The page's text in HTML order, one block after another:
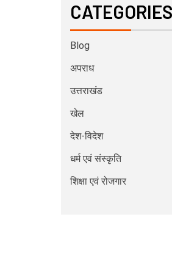
CATEGORIES
Blog
अपराध
उत्तराखंड
खेल
देश-विदेश
धर्म एवं संस्कृति
शिक्षा एवं रोजगार